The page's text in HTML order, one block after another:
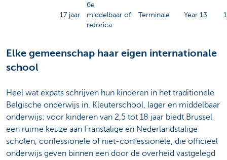
17 jaar
6e
middelbaar of
retorica
Terminale Year 13
Elke gemeenschap haar eigen internationale
school
Heel wat expats schrijven hun kinderen in het traditionele
Belgische onderwijs in. Kleuterschool, lager en middelbaar
onderwijs: voor kinderen van 2,5 tot 18 jaar biedt Brussel
een ruime keuze aan Franstalige en Nederlandstalige
scholen, confessionele of niet-confessionele, die officieel
onderwijs geven binnen een door de overheid vastgelegd